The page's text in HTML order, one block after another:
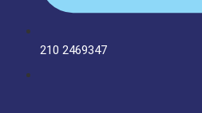
210 2469347